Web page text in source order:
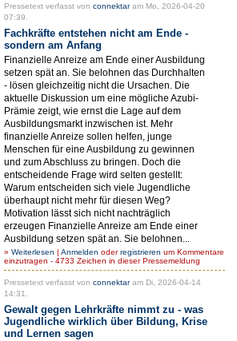
Pressetext verfasst von connektaram Mo, 2026-04-20
07:39.
Fachkräfte entstehen nicht am Ende -
sondern am Anfang
Finanzielle Anreize am Ende einer Ausbildung
setzen spät an. Sie belohnen das Durchhalten
- lösen gleichzeitig nicht die Ursachen. Die
aktuelle Diskussion um eine mögliche Azubi-
Prämie zeigt, wie ernst die Lage auf dem
Ausbildungsmarkt inzwischen ist. Mehr
finanzielle Anreize sollen helfen, junge
Menschen für eine Ausbildung zu gewinnen
und zum Abschluss zu bringen. Doch die
entscheidende Frage wird selten gestellt:
Warum entscheiden sich viele Jugendliche
überhaupt nicht mehr für diesen Weg?
Motivation lässt sich nicht nachträglich
erzeugen Finanzielle Anreize am Ende einer
Ausbildung setzen spät an. Sie belohnen...
» Weiterlesen | Anmelden oderregistrieren um Kommentare
einzutragen - 4733 Zeichen in dieser Pressemeldung
Pressetext verfasst von connektaram Di, 2026-04-14
14:31.
Gewalt gegen Lehrkräfte nimmt zu - was
Jugendliche wirklich über Bildung, Krise
und Lernen sagen